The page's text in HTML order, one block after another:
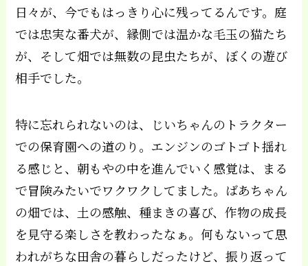
日々が、今でもはっきり心に残ってるんです。庭
では忠実な番犬が、縁側では温かな毛玉の猫たち
が、そして畑では無数の昆虫たちが、ぼくの遊び
相手でした。
特に忘れられないのは、じいちゃんのトラクター
での保育園への道のり。エンジンのゴトゴト揺れ
る感じと、朝もやの中を進んでいく感覚は、まる
で冒険みたいでワクワクしてました。ばあちゃん
の畑では、土の感触、種まきの喜び、作物の成長
を見守る楽しさを教わったなぁ。何もないって思
われがちな田舎の暮らしだったけど、振り返って